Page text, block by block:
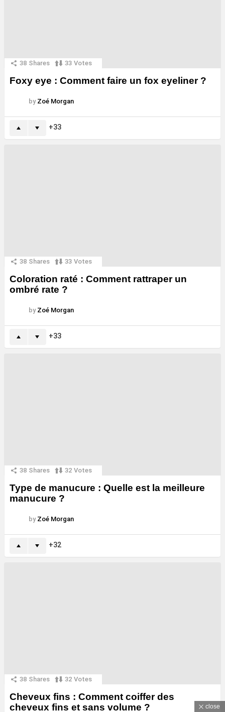
38 Shares 33 Votes
Foxy eye : Comment faire un fox eyeliner ?
by Zoé Morgan
33
38 Shares 33 Votes
Coloration raté : Comment rattraper un
ombré rate ?
by Zoé Morgan
33
38 Shares 32 Votes
Type de manucure : Quelle est la meilleure
manucure ?
by Zoé Morgan
32
38 Shares 32 Votes
Cheveux fins : Comment coiffer des
cheveux fins et sans volume ?
close